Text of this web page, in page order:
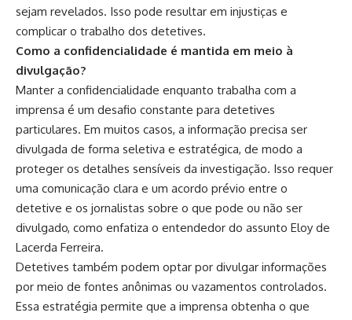
sejam revelados. Isso pode resultar em injustiças e
complicar o trabalho dos detetives.
Como a confidencialidade é mantida em meio à
divulgação?
Manter a confidencialidade enquanto trabalha com a
imprensa é um desafio constante para detetives
particulares. Em muitos casos, a informação precisa ser
divulgada de forma seletiva e estratégica, de modo a
proteger os detalhes sensíveis da investigação. Isso requer
uma comunicação clara e um acordo prévio entre o
detetive e os jornalistas sobre o que pode ou não ser
divulgado, como enfatiza o entendedor do assunto Eloy de
Lacerda Ferreira.
Detetives também podem optar por divulgar informações
por meio de fontes anônimas ou vazamentos controlados.
Essa estratégia permite que a imprensa obtenha o que